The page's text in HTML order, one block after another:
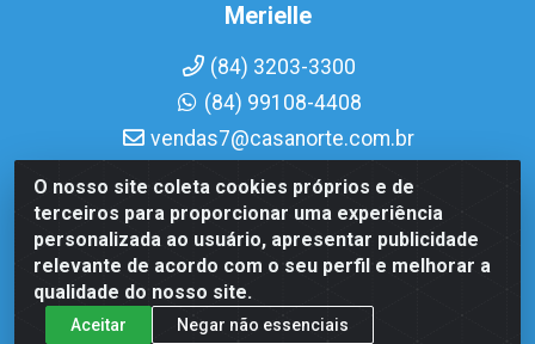
O nosso site coleta cookies próprios e de
terceiros para proporcionar uma experiência
personalizada ao usuário, apresentar publicidade
relevante de acordo com o seu perfil e melhorar a
qualidade do nosso site.
Aceitar Negar não essenciais
Merielle
(84) 3203-3300
(84) 99108-4408
vendas7@casanorte.com.br
Casa Norte LTDA - Av. Interventor Mário Câmara, 1815 - Dix-
Sept Rosado, Natal/RN - CEP 59054-600 - CNPJ
08.713.513/0001-51